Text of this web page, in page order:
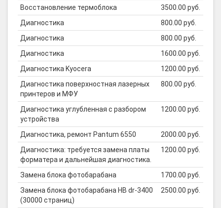
Восстановление термоблока
3500.00 руб.
Диагностика
800.00 руб.
Диагностика
800.00 руб.
Диагностика
1600.00 руб.
Диагностика Kyocera
1200.00 руб.
Диагностика поверхностная лазерных
принтеров и МФУ
800.00 руб.
Диагностика углубленная с разбором
устройства
1200.00 руб.
Диагностика, ремонт Pantum 6550
2000.00 руб.
Диагностика: требуется замена платы
форматера и дальнейшая диагностика.
1200.00 руб.
Замена блока фотобарабана
1700.00 руб.
Замена блока фотобарабана HB dr-3400
(30000 страниц)
2500.00 руб.